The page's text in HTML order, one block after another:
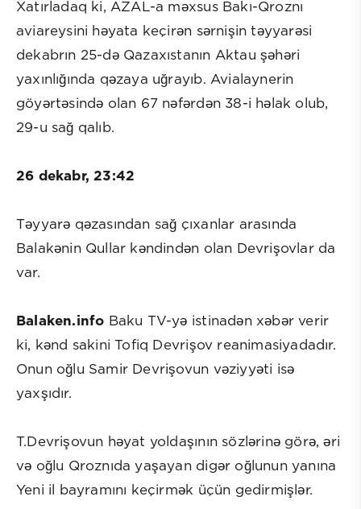
Xatırladaq ki, AZAL-a məxsus Bakı-Qroznı
aviareysini həyata keçirən sərnişin təyyarəsi
dekabrın 25-də Qazaxıstanın Aktau şəhəri
yaxınlığında qəzaya uğrayıb. Avialaynerin
göyərtəsində olan 67 nəfərdən 38-i həlak olub,
29-u sağ qalıb.
26 dekabr, 23:42
Təyyarə qəzasından sağ çıxanlar arasında
Balakənin Qullar kəndindən olan Devrişovlar da
var.
Balaken.info Baku TV-yə istinadən xəbər verir
ki, kənd sakini Tofiq Devrişov reanimasiyadadır.
Onun oğlu Samir Devrişovun vəziyyəti isə
yaxşıdır.
T.Devrişovun həyat yoldaşının sözlərinə görə, əri
və oğlu Qroznıda yaşayan digər oğlunun yanına
Yeni il bayramını keçirmək üçün gedirmişlər.